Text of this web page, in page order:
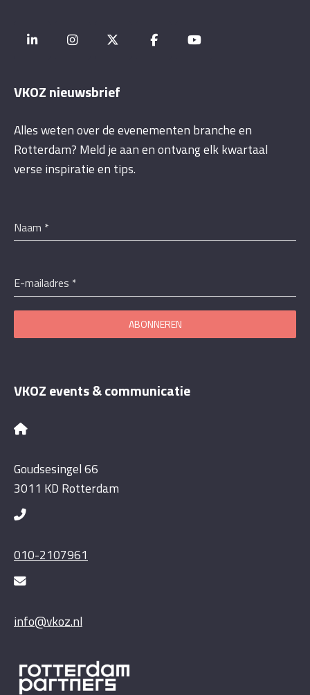
VKOZ nieuwsbrief
Alles weten over de evenementen branche en
Rotterdam? Meld je aan en ontvang elk kwartaal
verse inspiratie en tips.
Naam *
E-mailadres *
ABONNEREN
VKOZ events & communicatie
Goudsesingel 66
3011 KD Rotterdam
010-2107961
info@vkoz.nl